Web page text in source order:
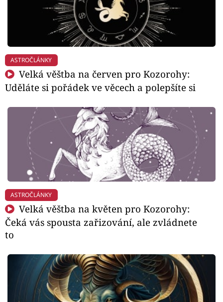
ASTROČLÁNKY
Velká věštba na červen pro Kozorohy:
Uděláte si pořádek ve věcech a polepšíte si
ASTROČLÁNKY
Velká věštba na květen pro Kozorohy:
Čeká vás spousta zařizování, ale zvládnete
to